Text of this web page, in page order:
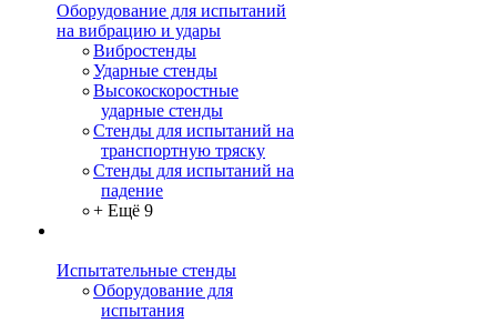
Оборудование для испытаний
на вибрацию и удары
Вибростенды
Ударные стенды
Высокоскоростные
ударные стенды
Стенды для испытаний на
транспортную тряску
Стенды для испытаний на
падение
+ Ещё 9
Испытательные стенды
Оборудование для
испытания